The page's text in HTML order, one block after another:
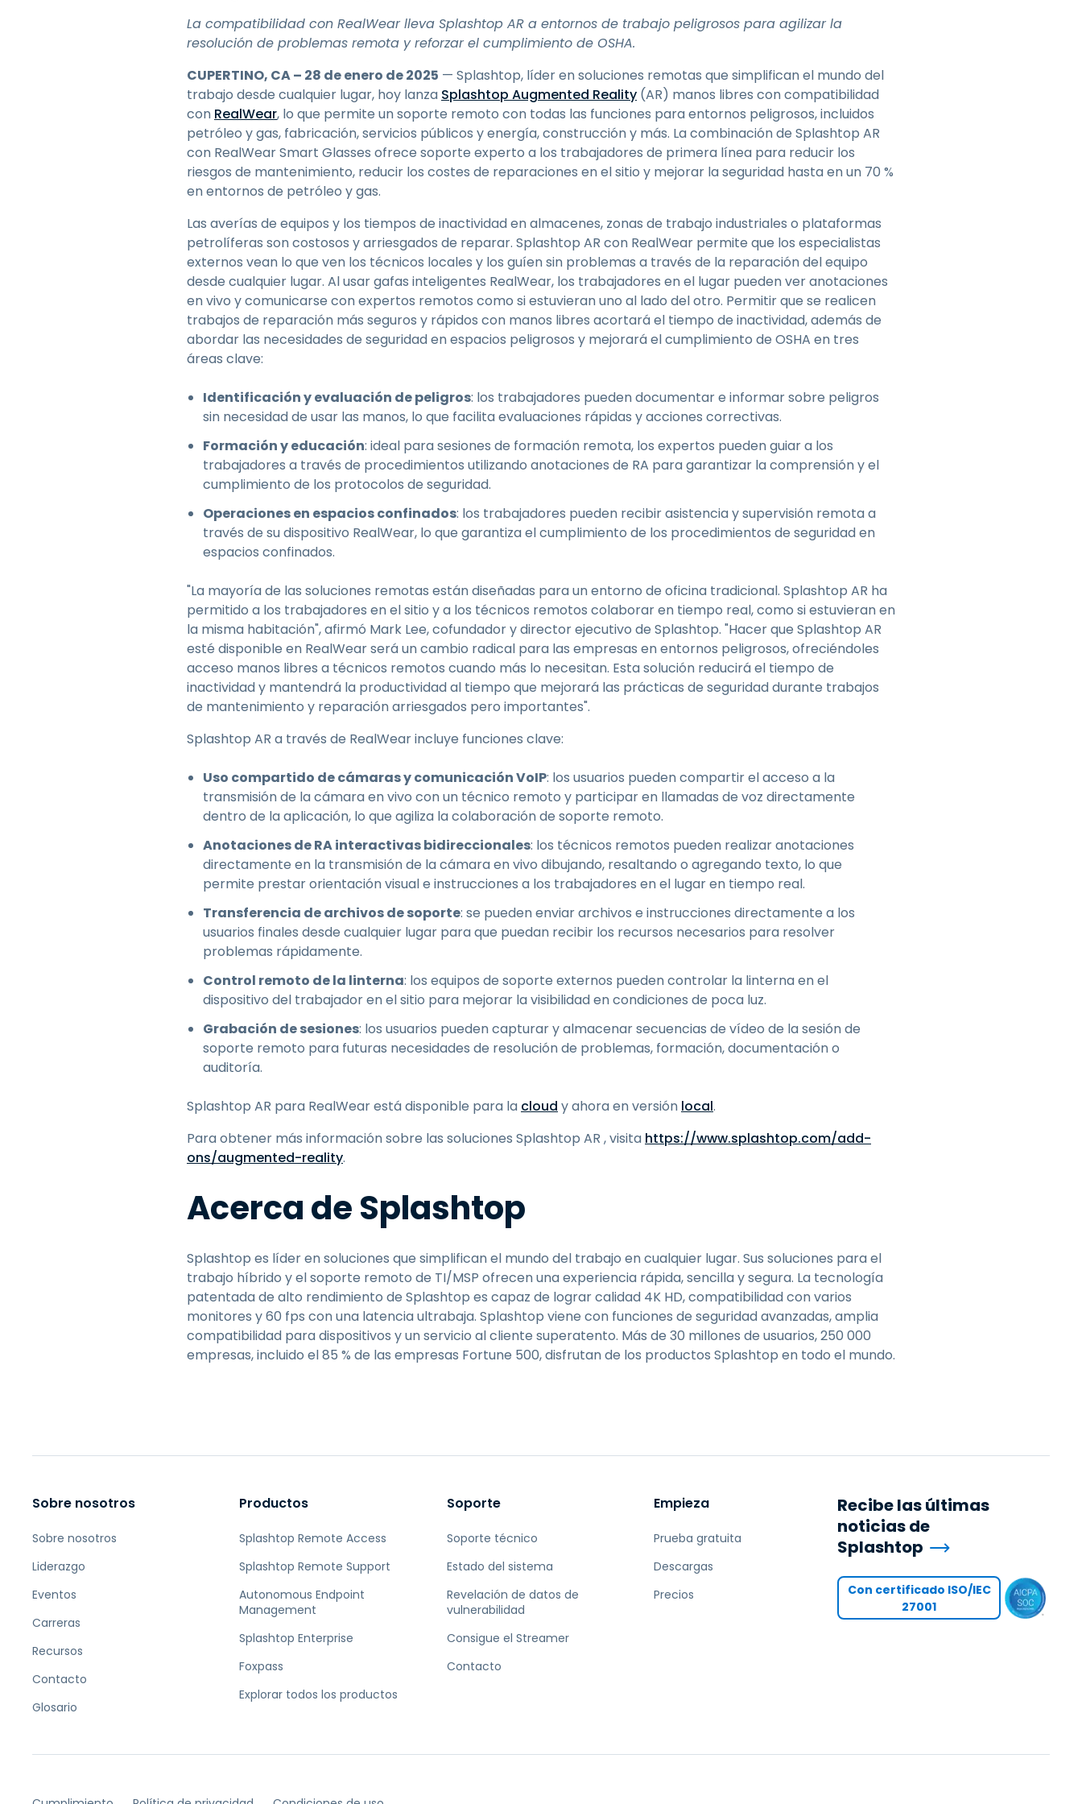
productos
Acceso remoto a través
de RDP/SSH/VNC
Teletrabajar con Wacom
Acceso Remoto a
Laboratorio
Seguridad del punto final
Explorar todas las
Explorar todos los
ภาษาไทย
Bahasa
La compatibilidad con RealWear lleva Splashtop AR a entornos de trabajo peligrosos para agilizar la
resolución de problemas remota y reforzar el cumplimiento de OSHA.
CUPERTINO, CA – 28 de enero de 2025 — Splashtop, líder en soluciones remotas que simplifican el mundo del
trabajo desde cualquier lugar, hoy lanza Splashtop Augmented Reality (AR) manos libres con compatibilidad
con RealWear, lo que permite un soporte remoto con todas las funciones para entornos peligrosos, incluidos
petróleo y gas, fabricación, servicios públicos y energía, construcción y más. La combinación de Splashtop AR
con RealWear Smart Glasses ofrece soporte experto a los trabajadores de primera línea para reducir los
riesgos de mantenimiento, reducir los costes de reparaciones en el sitio y mejorar la seguridad hasta en un 70 %
en entornos de petróleo y gas.
Las averías de equipos y los tiempos de inactividad en almacenes, zonas de trabajo industriales o plataformas
petrolíferas son costosos y arriesgados de reparar. Splashtop AR con RealWear permite que los especialistas
externos vean lo que ven los técnicos locales y los guíen sin problemas a través de la reparación del equipo
desde cualquier lugar. Al usar gafas inteligentes RealWear, los trabajadores en el lugar pueden ver anotaciones
en vivo y comunicarse con expertos remotos como si estuvieran uno al lado del otro. Permitir que se realicen
trabajos de reparación más seguros y rápidos con manos libres acortará el tiempo de inactividad, además de
abordar las necesidades de seguridad en espacios peligrosos y mejorará el cumplimiento de OSHA en tres
áreas clave:
Identificación y evaluación de peligros: los trabajadores pueden documentar e informar sobre peligros
sin necesidad de usar las manos, lo que facilita evaluaciones rápidas y acciones correctivas.
Formación y educación: ideal para sesiones de formación remota, los expertos pueden guiar a los
trabajadores a través de procedimientos utilizando anotaciones de RA para garantizar la comprensión y el
cumplimiento de los protocolos de seguridad.
Operaciones en espacios confinados: los trabajadores pueden recibir asistencia y supervisión remota a
través de su dispositivo RealWear, lo que garantiza el cumplimiento de los procedimientos de seguridad en
espacios confinados.
"La mayoría de las soluciones remotas están diseñadas para un entorno de oficina tradicional. Splashtop AR ha
permitido a los trabajadores en el sitio y a los técnicos remotos colaborar en tiempo real, como si estuvieran en
la misma habitación", afirmó Mark Lee, cofundador y director ejecutivo de Splashtop. "Hacer que Splashtop AR
esté disponible en RealWear será un cambio radical para las empresas en entornos peligrosos, ofreciéndoles
acceso manos libres a técnicos remotos cuando más lo necesitan. Esta solución reducirá el tiempo de
inactividad y mantendrá la productividad al tiempo que mejorará las prácticas de seguridad durante trabajos
de mantenimiento y reparación arriesgados pero importantes".
Splashtop AR a través de RealWear incluye funciones clave:
Uso compartido de cámaras y comunicación VoIP: los usuarios pueden compartir el acceso a la
transmisión de la cámara en vivo con un técnico remoto y participar en llamadas de voz directamente
dentro de la aplicación, lo que agiliza la colaboración de soporte remoto.
Anotaciones de RA interactivas bidireccionales: los técnicos remotos pueden realizar anotaciones
directamente en la transmisión de la cámara en vivo dibujando, resaltando o agregando texto, lo que
permite prestar orientación visual e instrucciones a los trabajadores en el lugar en tiempo real.
Transferencia de archivos de soporte: se pueden enviar archivos e instrucciones directamente a los
usuarios finales desde cualquier lugar para que puedan recibir los recursos necesarios para resolver
problemas rápidamente.
Control remoto de la linterna: los equipos de soporte externos pueden controlar la linterna en el
dispositivo del trabajador en el sitio para mejorar la visibilidad en condiciones de poca luz.
Grabación de sesiones: los usuarios pueden capturar y almacenar secuencias de vídeo de la sesión de
soporte remoto para futuras necesidades de resolución de problemas, formación, documentación o
auditoría.
Splashtop AR para RealWear está disponible para la cloud y ahora en versión local.
Para obtener más información sobre las soluciones Splashtop AR , visita https://www.splashtop.com/add-
ons/augmented-reality.
Acerca de Splashtop
Splashtop es líder en soluciones que simplifican el mundo del trabajo en cualquier lugar. Sus soluciones para el
trabajo híbrido y el soporte remoto de TI/MSP ofrecen una experiencia rápida, sencilla y segura. La tecnología
patentada de alto rendimiento de Splashtop es capaz de lograr calidad 4K HD, compatibilidad con varios
monitores y 60 fps con una latencia ultrabaja. Splashtop viene con funciones de seguridad avanzadas, amplia
compatibilidad para dispositivos y un servicio al cliente superatento. Más de 30 millones de usuarios, 250 000
empresas, incluido el 85 % de las empresas Fortune 500, disfrutan de los productos Splashtop en todo el mundo.
Sobre nosotros
Sobre nosotros
Liderazgo
Eventos
Carreras
Recursos
Contacto
Glosario
Productos
Splashtop Remote Access
Splashtop Remote Support
Autonomous Endpoint
Management
Splashtop Enterprise
Foxpass
Explorar todos los productos
Soporte
Soporte técnico
Estado del sistema
Revelación de datos de
vulnerabilidad
Consigue el Streamer
Contacto
Empieza
Prueba gratuita
Descargas
Precios
Recibe las últimas
noticias de
Splashtop
Con certificado ISO/IEC
27001